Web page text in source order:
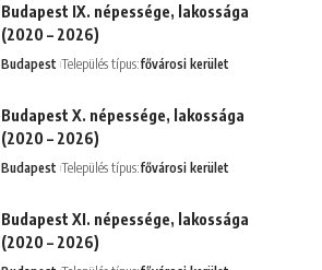
Budapest IX. népessége, lakossága
(2020 – 2026)
Budapest Település típus:fővárosi kerület
Budapest X. népessége, lakossága
(2020 – 2026)
Budapest Település típus:fővárosi kerület
Budapest XI. népessége, lakossága
(2020 – 2026)